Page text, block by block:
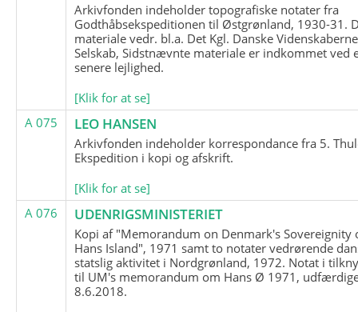
Arkivfonden indeholder topografiske notater fra
Godthåbsekspeditionen til Østgrønland, 1930-31.
materiale vedr. bl.a. Det Kgl. Danske
Selskab, Sidstnævnte materiale er indkommet ved
senere lejlighed.
[Klik for at se]
A 075
LEO HANSEN
Arkivfonden indeholder korrespondance fra 5.
Ekspedition i kopi og afskrift.
[Klik for at se]
A 076
UDENRIGSMINISTERIET
Kopi af "Memorandum on Denmark's Sovereignity
Hans Island", 1971 samt to notater vedrørende
statslig aktivitet i Nordgrønland, 1972. Notat i
til UM's memorandum om Hans Ø 1971,
8.6.2018.